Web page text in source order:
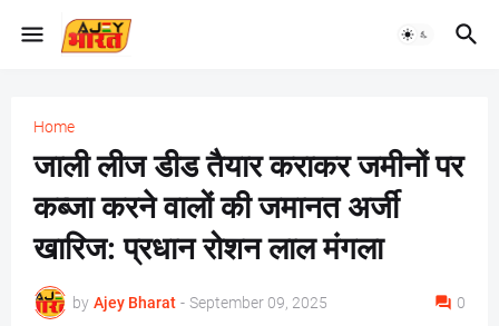
Home
जाली लीज डीड तैयार कराकर जमीनों पर
कब्जा करने वालों की जमानत अर्जी
खारिज: प्रधान रोशन लाल मंगला
by Ajey Bharat - September 09, 2025 0